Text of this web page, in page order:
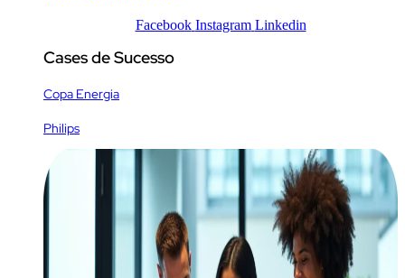
Facebook Instagram Linkedin
Cases de Sucesso
Copa Energia
Philips